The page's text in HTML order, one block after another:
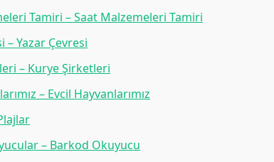
Tamiri – Saat Malzemeleri Tamiri
– Yazar Çevresi
– Kurye Şirketleri
– Evcil Hayvanlarımız
– Barkod Okuyucu